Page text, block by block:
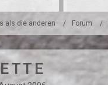
als die anderen Forum
T T E